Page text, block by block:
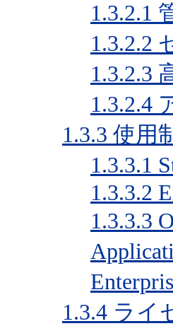
1.3.2.1
1.3.2.2
1.3.2.3
1.3.2.4
1.3.3 使用
1.3.3.1
1.3.3.2
1.3.3.3
1.3.4 ライ